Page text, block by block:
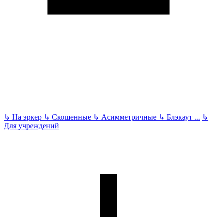
↳ На эркер ↳ Скошенные ↳ Асимметричные ↳ Блэкаут ... ↳
Для учреждений